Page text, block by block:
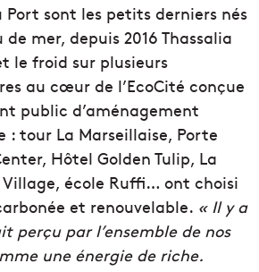
Port sont les petits derniers nés
mer, depuis 2016 Thassalia
le froid sur plusieurs
au cœur de l’EcoCité conçue
public d’aménagement
: tour La Marseillaise, Porte
Hôtel Golden Tulip, La
Village, école Ruffi… ont choisi
et renouvelable. « Il y a
perçu par l’ensemble de nos
une énergie de riche.